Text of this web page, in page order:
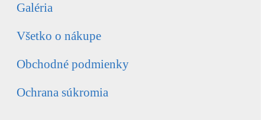
Galéria
Všetko o nákupe
Obchodné podmienky
Ochrana súkromia